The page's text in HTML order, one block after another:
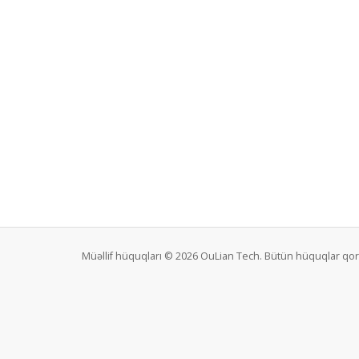
Müəllif hüquqları © 2026 OuLian Tech. Bütün hüquqlar